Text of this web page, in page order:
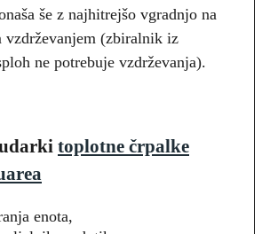
še z najhitrejšo vgradnjo na
vzdrževanjem (zbiralnik iz
ne potrebuje vzdrževanja).
toplotne črpalke
enota,